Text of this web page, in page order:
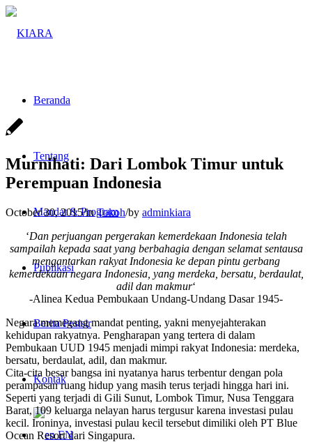
Beranda
Tentang
Mandat & Program
Publikasi
Berita Pesisir
Kontak
EN
Murnihati: Dari Lombok Timur untuk
Perempuan Indonesia
October 30, 2015/inTokoh/by adminkiara
‘Dan perjuangan pergerakan kemerdekaan Indonesia telah
sampailah kepada saat yang berbahagia dengan selamat sentausa
mengantarkan rakyat Indonesia ke depan pintu gerbang
kemerdekaan negara Indonesia, yang merdeka, bersatu, berdaulat,
adil dan makmur‘
-Alinea Kedua Pembukaan Undang-Undang Dasar 1945-
Negara memegang mandat penting, yakni menyejahterakan
kehidupan rakyatnya. Pengharapan yang tertera di dalam
Pembukaan UUD 1945 menjadi mimpi rakyat Indonesia: merdeka,
bersatu, berdaulat, adil, dan makmur.
Cita-cita besar bangsa ini nyatanya harus terbentur dengan pola
perampasan ruang hidup yang masih terus terjadi hingga hari ini.
Seperti yang terjadi di Gili Sunut, Lombok Timur, Nusa Tenggara
Barat, 109 keluarga nelayan harus tergusur karena investasi pulau
kecil. Ironinya, investasi pulau kecil tersebut dimiliki oleh PT Blue
Ocean Resort dari Singapura.